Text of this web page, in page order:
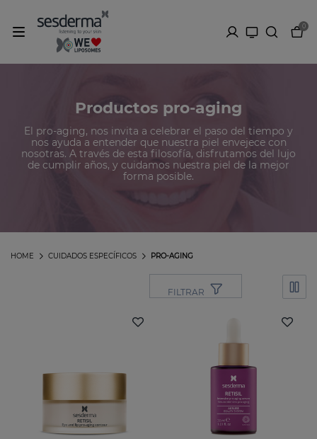
0
Productos pro-aging
El pro-aging, nos invita a celebrar el paso del tiempo y
nos ayuda a entender que nuestra piel envejece con
nosotras. A través de esta filosofía, disfrutamos del lujo
de cumplir años, y cuidamos nuestra piel de la mejor
forma posible.
PRO-AGING
CUIDADOS ESPECÍFICOS
HOME
FILTRAR